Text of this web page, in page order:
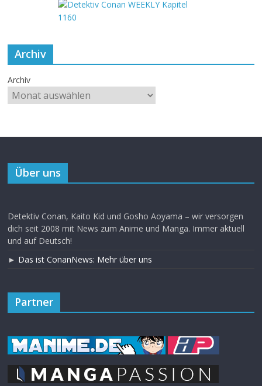
Archiv
Archiv
Über uns
Detektiv Conan, Kaito Kid und Gosho Aoyama – wir versorgen
dich seit 2008 mit News zum Anime und Manga. Immer aktuell
und auf Deutsch!
► Das ist ConanNews: Mehr über uns
Partner